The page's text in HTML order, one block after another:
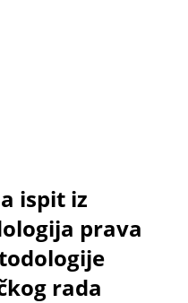
ispit iz
prava
rada